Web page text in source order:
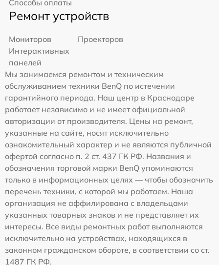
Способы оплаты
Ремонт устройств
Мониторов
Проекторов
Интерактивных
панелей
Мы занимаемся ремонтом и техническим
обслуживанием техники BenQ по истечении
гарантийного периода. Наш центр в Краснодаре
работает независимо и не имеет официальной
авторизации от производителя. Цены на ремонт,
указанные на сайте, носят исключительно
ознакомительный характер и не являются публичной
офертой согласно п. 2 ст. 437 ГК РФ. Названия и
обозначения торговой марки BenQ упоминаются
только в информационных целях — чтобы обозначить
перечень техники, с которой мы работаем. Наша
организация не аффилирована с владельцами
указанных товарных знаков и не представляет их
интересы. Все виды ремонтных работ выполняются
исключительно на устройствах, находящихся в
законном гражданском обороте, в соответствии со ст.
1487 ГК РФ.